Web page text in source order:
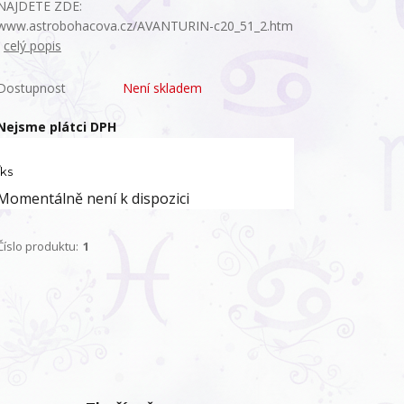
ZDE:
AVANTURIN-c20_51_2.htm
celý popis
Není skladem
plátci DPH
ks
není k dispozici
produktu: 1